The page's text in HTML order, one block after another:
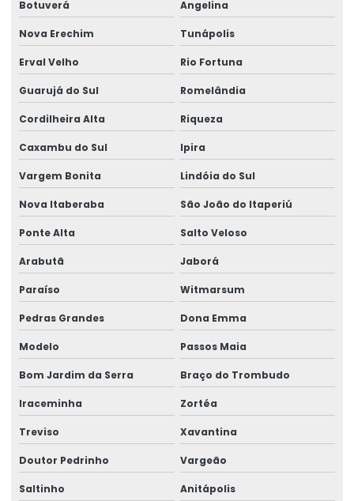
Análise química imediata
Análise química inorgânica
Análise química laboratório
Análise química de metais
Análise química ocupacional
Análise química qualitativa e quantitativa
Análise química quantitativa
Análise de rações
Análise de solo completa
Botuverá Angelina
Nova Erechim Tunápolis
Erval Velho Rio Fortuna
Guarujá do Sul Romelândia
Cordilheira Alta Riqueza
Caxambu do Sul Ipira
Vargem Bonita Lindóia do Sul
Nova Itaberaba São João do Itaperiú
Ponte Alta Salto Veloso
Arabutã Jaborá
Paraíso Witmarsum
Pedras Grandes Dona Emma
Modelo Passos Maia
Bom Jardim da Serra Braço do Trombudo
Iraceminha Zortéa
Treviso Xavantina
Doutor Pedrinho Vargeão
Saltinho Anitápolis